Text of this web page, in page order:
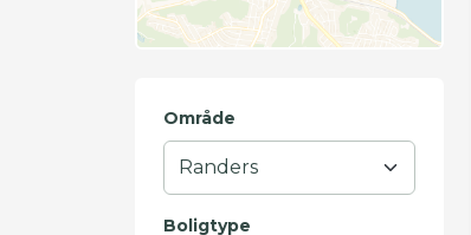
Område
Boligtype